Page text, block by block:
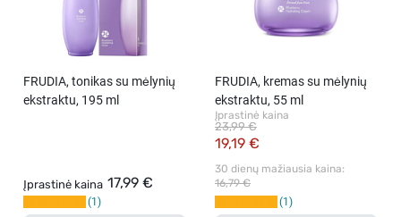
FRUDIA, tonikas su mėlynių
ekstraktu, 195 ml
Įprastinė kaina 17,99 €
1
FRUDIA, kremas su mėlynių
ekstraktu, 55 ml
Įprastinė kaina
19,19 €
23,99 €
30 dienų mažiausia kaina:
16,79 €
1